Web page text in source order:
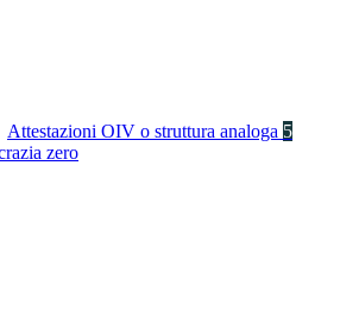
Attestazioni OIV o struttura analoga 5
zero